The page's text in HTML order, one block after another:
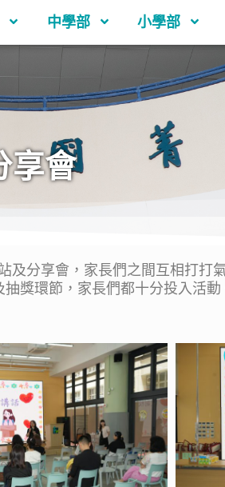
中學部 小學部
享會
分享會，家長們之間互相打打
獎環節，家長們都十分投入活